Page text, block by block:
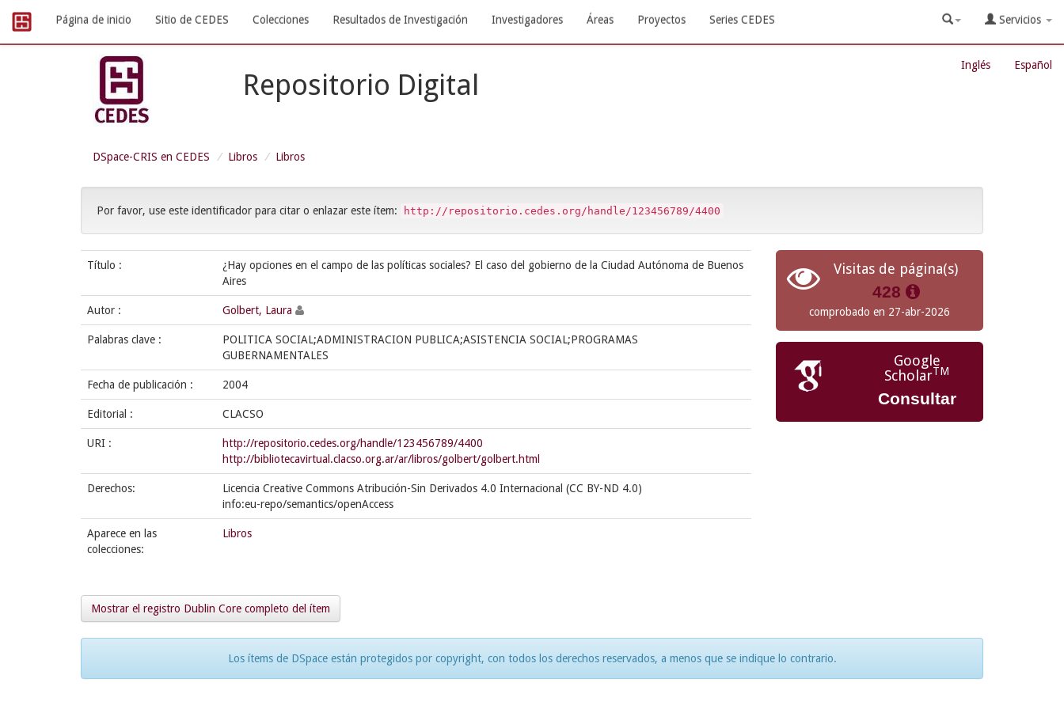
navigation
Página de inicio Sitio de CEDES Colecciones Resultados de Investigación Investigadores Áreas Proyectos Series CEDES Servicios
Inglés Español
Repositorio Digital
DSpace-CRIS en CEDES Libros Libros
Por favor, use este identificador para citar o enlazar este ítem: http://repositorio.cedes.org/handle/123456789/4400
Título :
¿Hay opciones en el campo de las políticas sociales? El caso del gobierno de la Ciudad Autónoma de Buenos
Aires
Autor : Golbert, Laura
Palabras clave :
POLITICA SOCIAL;ADMINISTRACION PUBLICA;ASISTENCIA SOCIAL;PROGRAMAS
GUBERNAMENTALES
Fecha de publicación : 2004
Editorial : CLACSO
URI :
http://repositorio.cedes.org/handle/123456789/4400
http://bibliotecavirtual.clacso.org.ar/ar/libros/golbert/golbert.html
Derechos:
Licencia Creative Commons Atribución-Sin Derivados 4.0 Internacional (CC BY-ND 4.0)
info:eu-repo/semantics/openAccess
Aparece en las
colecciones:
Libros
Mostrar el registro Dublin Core completo del ítem
Visitas de página(s)
428
comprobado en 27-abr-2026
Google
ScholarTM
Consultar
Los ítems de DSpace están protegidos por copyright, con todos los derechos reservados, a menos que se indique lo contrario.